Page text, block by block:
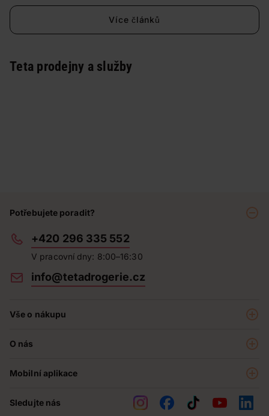
Více článků
Teta prodejny a služby
Potřebujete poradit?
+420 296 335 552
V pracovní dny: 8:00–16:30
info@tetadrogerie.cz
Vše o nákupu
Prodejny
Obchodní podmínky
O nás
Teta pomáhá
Mobilní aplikace
Sledujte nás